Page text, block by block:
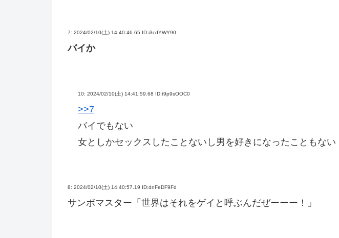
7: 2024/02/10(土) 14:40:46.65 ID:i3cdYWY90
バイか
10: 2024/02/10(土) 14:41:59.68 ID:t9p9sOOC0
>>7
バイでもない
女としかセックスしたことないし男を好きになったこともない
8: 2024/02/10(土) 14:40:57.19 ID:dnFeDF9Fd
サンボマスター「世界はそれをゲイと呼ぶんだぜーーー！」